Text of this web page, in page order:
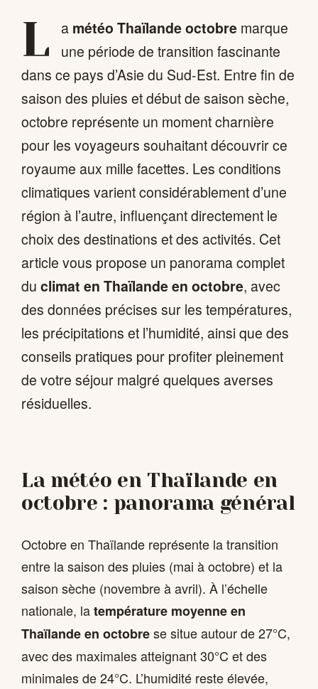
L a météo Thaïlande octobre marque
une période de transition fascinante
dans ce pays d’Asie du Sud-Est. Entre fin de
saison des pluies et début de saison sèche,
octobre représente un moment charnière
pour les voyageurs souhaitant découvrir ce
royaume aux mille facettes. Les conditions
climatiques varient considérablement d’une
région à l’autre, influençant directement le
choix des destinations et des activités. Cet
article vous propose un panorama complet
du climat en Thaïlande en octobre, avec
des données précises sur les températures,
les précipitations et l’humidité, ainsi que des
conseils pratiques pour profiter pleinement
de votre séjour malgré quelques averses
résiduelles.
La météo en Thaïlande en
octobre : panorama général
Octobre en Thaïlande représente la transition
entre la saison des pluies (mai à octobre) et la
saison sèche (novembre à avril). À l’échelle
nationale, latempérature moyenne en
Thaïlande en octobrese situe autour de 27°C,
avec des maximales atteignant 30°C et des
minimales de 24°C. L’humidité reste élevée,